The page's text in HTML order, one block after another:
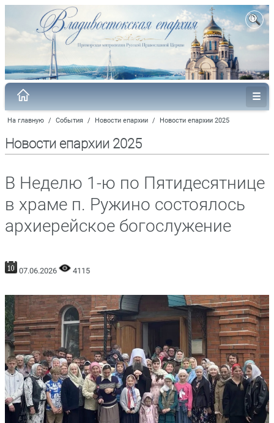
На главную / События / Новости епархии / Новости епархии 2025
Новости епархии 2025
В Неделю 1-ю по Пятидесятнице
в храме п. Ружино состоялось
архиерейское богослужение
07.06.2026 4115